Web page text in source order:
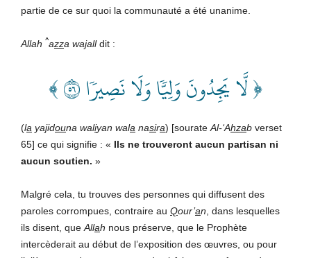
partie de ce sur quoi la communauté a été unanime.
Allah ^azza wajalldit :
﴿ لَّا يَجِدُونَ وَلِيّٗا وَلَا نَصِيرٗا ٦٥ ﴾
(la yajidouna waliyan wala nasira) [sourate Al-‘Ahzab verset
65] ce qui signifie : « Ils ne trouveront aucun partisan ni
aucun soutien. »
Malgré cela, tu trouves des personnes qui diffusent des
paroles corrompues, contraire au Qour’an , dans lesquelles
ils disent, que Allah nous préserve, que le Prophète
intercèderait au début de l’exposition des œuvres, ou pour